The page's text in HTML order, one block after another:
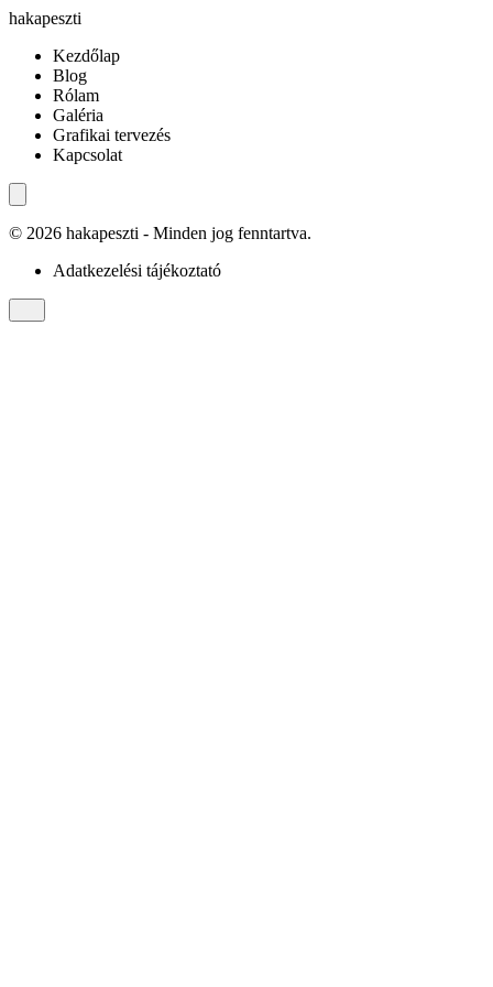
hakapeszti
Kezdőlap
Blog
Rólam
Galéria
Grafikai tervezés
Kapcsolat
© 2026 hakapeszti - Minden jog fenntartva.
Adatkezelési tájékoztató